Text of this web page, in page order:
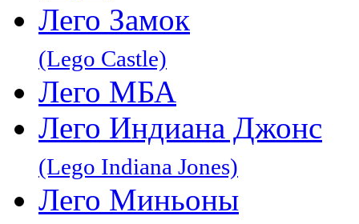
Лего Замок
(Lego Castle)
Лего МБА
Лего Индиана Джонс
(Lego Indiana Jones)
Лего Миньоны